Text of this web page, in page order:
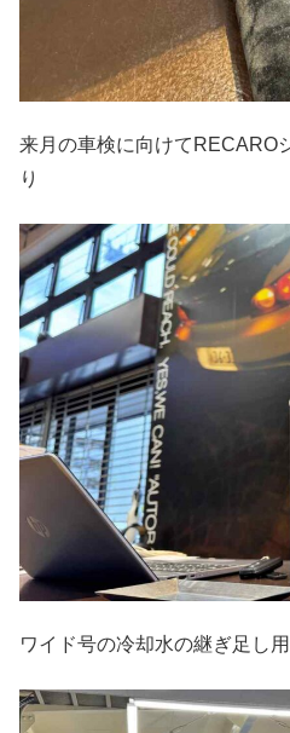
来月の車検に向けてRECARO
り
ワイド号の冷却水の継ぎ足し